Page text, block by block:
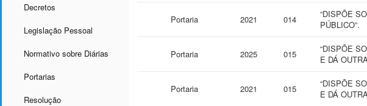
Decretos
Legislação Pessoal
Normativo sobre Diárias
Portarias
Resolução
Portaria 2021 014
“DISPÕE
PÚBLICO”.
Portaria 2025 015
“DISPÕE
E DÁ
Portaria 2021 015
“DISPÕE
E DÁ